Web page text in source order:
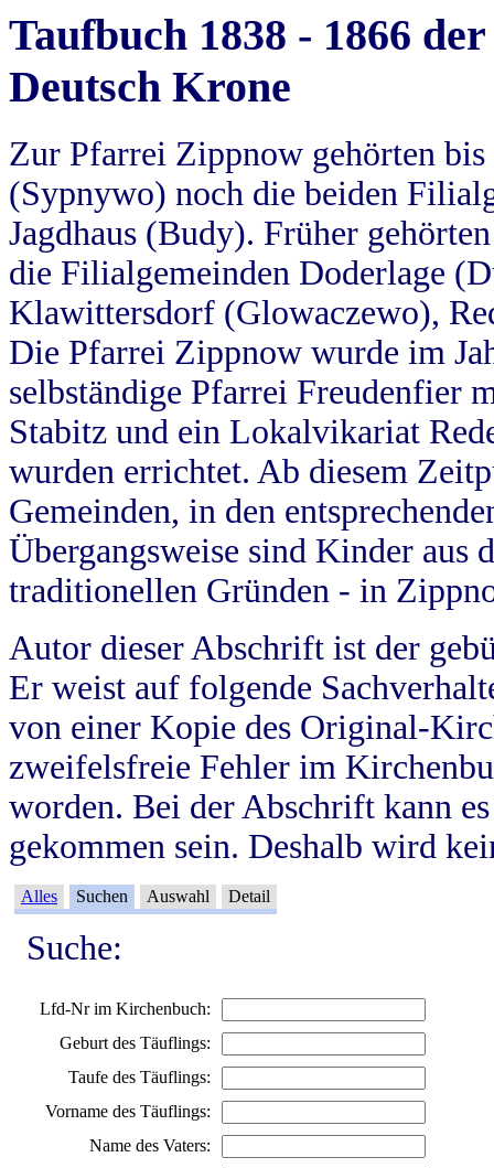
Taufbuch 1838 - 1866
Deutsch Krone
Zur Pfarrei Zippnow gehörten
(Sypnywo) noch die beiden
Jagdhaus (Budy). Früher
die Filialgemeinden Doderlage
Klawittersdorf (Glowaczewo),
Die Pfarrei Zippnow wurde im
selbständige Pfarrei Freudenfier
Stabitz und ein Lokalvikariat
wurden errichtet. Ab diesem
Gemeinden, in den
Übergangsweise sind Kinder aus
traditionellen Gründen - in
Autor dieser Abschrift ist der
Er weist auf folgende
von einer Kopie des Original-
zweifelsfreie Fehler im
worden. Bei der Abschrift kann
gekommen sein. Deshalb wird
Alles Suchen Auswahl Detail
Suche:
Lfd-Nr im Kirchenbuch:
Geburt des Täuflings:
Taufe des Täuflings:
Vorname des Täuflings:
Name des Vaters: